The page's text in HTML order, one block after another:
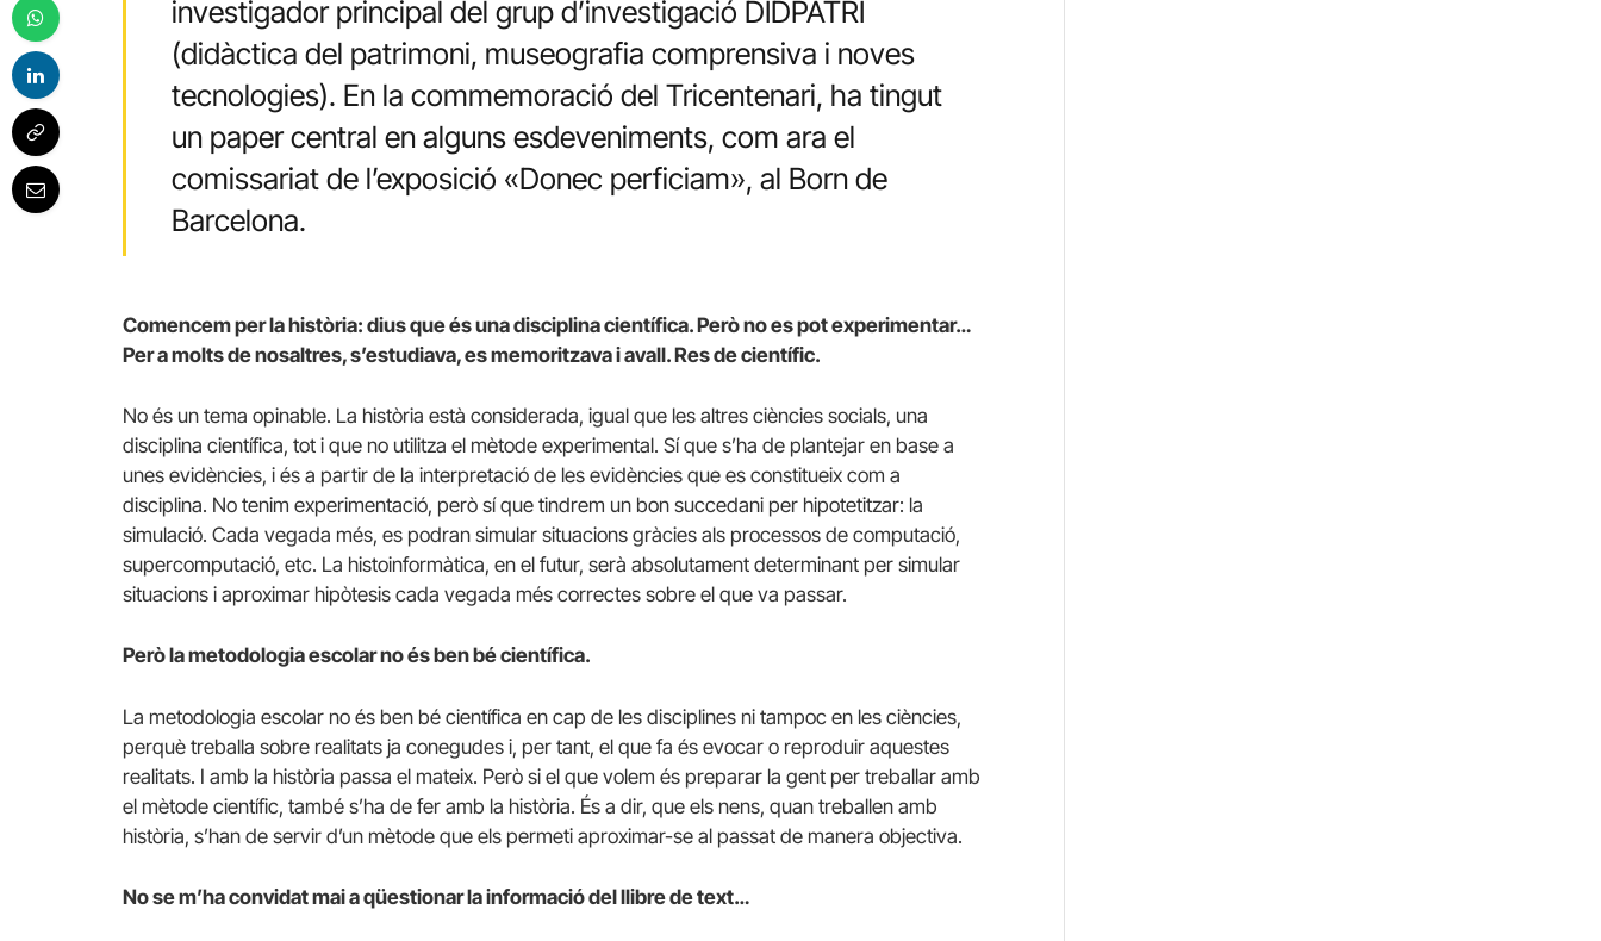
investigador principal del grup d’investigació DIDPATRI
(didàctica del patrimoni, museografia comprensiva i noves
tecnologies). En la commemoració del Tricentenari, ha tingut
un paper central en alguns esdeveniments, com ara el
comissariat de l’exposició «Donec perficiam», al Born de
Barcelona.
Comencem per la història: dius que és una disciplina científica. Però no es pot experimentar…
Per a molts de nosaltres, s’estudiava, es memoritzava i avall. Res de científic.
No és un tema opinable. La història està considerada, igual que les altres ciències socials, una
disciplina científica, tot i que no utilitza el mètode experimental. Sí que s’ha de plantejar en base a
unes evidències, i és a partir de la interpretació de les evidències que es constitueix com a
disciplina. No tenim experimentació, però sí que tindrem un bon succedani per hipotetitzar: la
simulació. Cada vegada més, es podran simular situacions gràcies als processos de computació,
supercomputació, etc. La histoinformàtica, en el futur, serà absolutament determinant per simular
situacions i aproximar hipòtesis cada vegada més correctes sobre el que va passar.
Però la metodologia escolar no és ben bé científica.
La metodologia escolar no és ben bé científica en cap de les disciplines ni tampoc en les ciències,
perquè treballa sobre realitats ja conegudes i, per tant, el que fa és evocar o reproduir aquestes
realitats. I amb la història passa el mateix. Però si el que volem és preparar la gent per treballar amb
el mètode científic, també s’ha de fer amb la història. És a dir, que els nens, quan treballen amb
història, s’han de servir d’un mètode que els permeti aproximar-se al passat de manera objectiva.
No se m’ha convidat mai a qüestionar la informació del llibre de text…